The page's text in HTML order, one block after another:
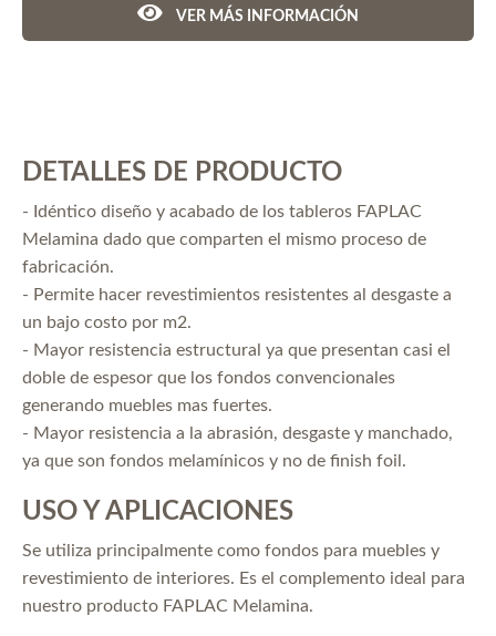
VER MÁS INFORMACIÓN
DETALLES DE PRODUCTO
- Idéntico diseño y acabado de los tableros FAPLAC
Melamina dado que comparten el mismo proceso de
fabricación.
- Permite hacer revestimientos resistentes al desgaste a
un bajo costo por m2.
- Mayor resistencia estructural ya que presentan casi el
doble de espesor que los fondos convencionales
generando muebles mas fuertes.
- Mayor resistencia a la abrasión, desgaste y manchado,
ya que son fondos melamínicos y no de finish foil.
USO Y APLICACIONES
Se utiliza principalmente como fondos para muebles y
revestimiento de interiores. Es el complemento ideal para
nuestro producto FAPLAC Melamina.